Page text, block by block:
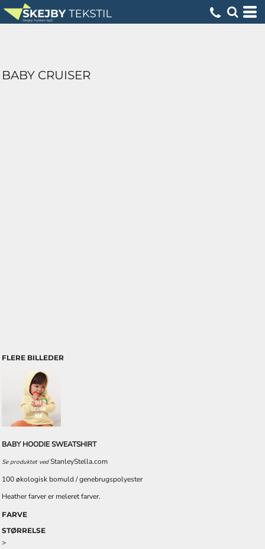
BABY CRUISER
FLERE BILLEDER
BABY HOODIE SWEATSHIRT
Se produktet vedStanleyStella.com
100 økologisk bomuld / genebrugspolyester
Heather farver er meleret farver.
FARVE
STØRRELSE
>